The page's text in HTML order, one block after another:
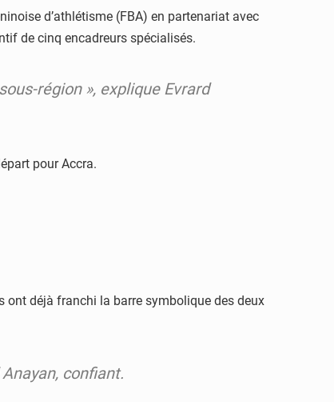
d’athlétisme (FBA) en partenariat avec
de cinq encadreurs spécialisés.
région », explique Evrard
pour Accra.
ont déjà franchi la barre symbolique des deux
confiant.